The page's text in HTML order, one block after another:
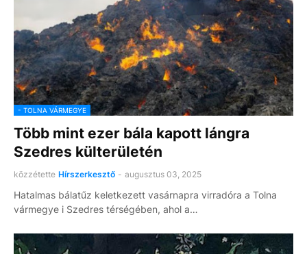
- TOLNA VÁRMEGYE
Több mint ezer bála kapott lángra
Szedres külterületén
közzétette Hírszerkesztő - augusztus 03, 2025
Hatalmas bálatűz keletkezett vasárnapra virradóra a Tolna
vármegye i Szedres térségében, ahol a…